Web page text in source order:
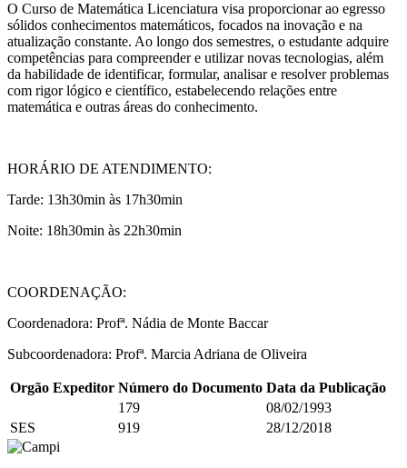
O Curso de Matemática Licenciatura visa proporcionar ao egresso
sólidos conhecimentos matemáticos, focados na inovação e na
atualização constante. Ao longo dos semestres, o estudante adquire
competências para compreender e utilizar novas tecnologias, além
da habilidade de identificar, formular, analisar e resolver problemas
com rigor lógico e científico, estabelecendo relações entre
matemática e outras áreas do conhecimento.
HORÁRIO DE ATENDIMENTO:
Tarde: 13h30min às 17h30min
Noite: 18h30min às 22h30min
COORDENAÇÃO:
Coordenadora: Profª. Nádia de Monte Baccar
Subcoordenadora: Profª. Marcia Adriana de Oliveira
Orgão Expeditor Número do Documento Data da Publicação
179
08/02/1993
SES
919 28/12/2018